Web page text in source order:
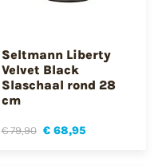
Seltmann Liberty
Velvet Black
Slaschaal rond 28
cm
€ 79,90 € 68,95